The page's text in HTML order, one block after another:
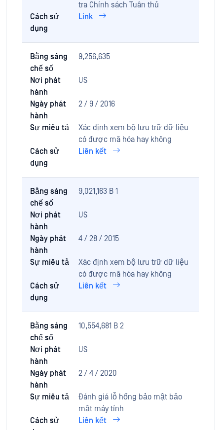
tra Chính sách Tuân thủ
Cách sử
dụng
Link
Bằng sáng
chế số
9,256,635
Nơi phát
hành
US
Ngày phát
hành
2 / 9 / 2016
Sự miêu tả
Xác định xem bộ lưu trữ dữ liệu
có được mã hóa hay không
Cách sử
dụng
Liên kết
Bằng sáng
chế số
9,021,163 B 1
Nơi phát
hành
US
Ngày phát
hành
4 / 28 / 2015
Sự miêu tả
Xác định xem bộ lưu trữ dữ liệu
có được mã hóa hay không
Cách sử
dụng
Liên kết
Bằng sáng
chế số
10,554,681 B 2
Nơi phát
hành
US
Ngày phát
hành
2 / 4 / 2020
Sự miêu tả
Đánh giá lỗ hổng bảo mật bảo
mật máy tính
Cách sử
Liên kết